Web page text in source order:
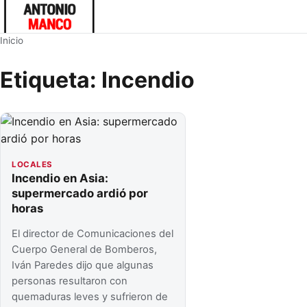
Inicio
Etiqueta: Incendio
LOCALES
Incendio en Asia:
supermercado ardió por
horas
El director de Comunicaciones del
Cuerpo General de Bomberos,
Iván Paredes dijo que algunas
personas resultaron con
quemaduras leves y sufrieron de